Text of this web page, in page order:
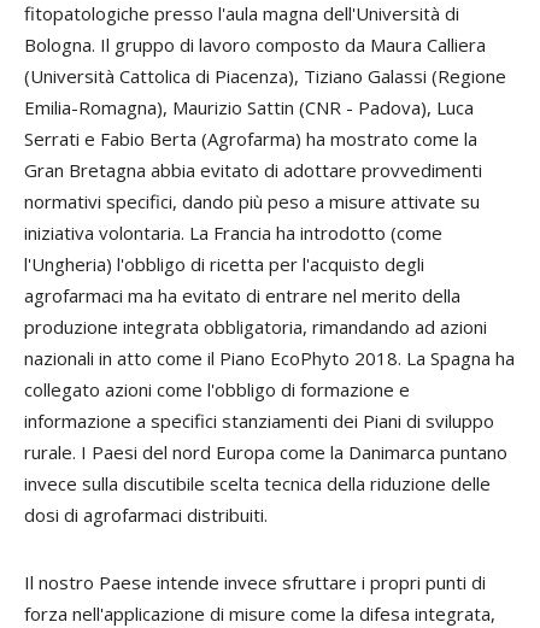
fitopatologiche presso l'aula magna dell'Università di
Bologna. Il gruppo di lavoro composto da Maura Calliera
(Università Cattolica di Piacenza), Tiziano Galassi (Regione
Emilia-Romagna), Maurizio Sattin (CNR - Padova), Luca
Serrati e Fabio Berta (Agrofarma) ha mostrato come la
Gran Bretagna abbia evitato di adottare provvedimenti
normativi specifici, dando più peso a misure attivate su
iniziativa volontaria. La Francia ha introdotto (come
l'Ungheria) l'obbligo di ricetta per l'acquisto degli
agrofarmaci ma ha evitato di entrare nel merito della
produzione integrata obbligatoria, rimandando ad azioni
nazionali in atto come il Piano EcoPhyto 2018. La Spagna ha
collegato azioni come l'obbligo di formazione e
informazione a specifici stanziamenti dei Piani di sviluppo
rurale. I Paesi del nord Europa come la Danimarca puntano
invece sulla discutibile scelta tecnica della riduzione delle
dosi di agrofarmaci distribuiti.
Il nostro Paese intende invece sfruttare i propri punti di
forza nell'applicazione di misure come la difesa integrata,